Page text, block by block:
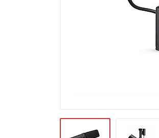
Blaasinstrumenten